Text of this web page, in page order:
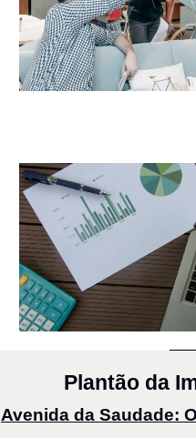
Plantão da
Avenida da Saudade: